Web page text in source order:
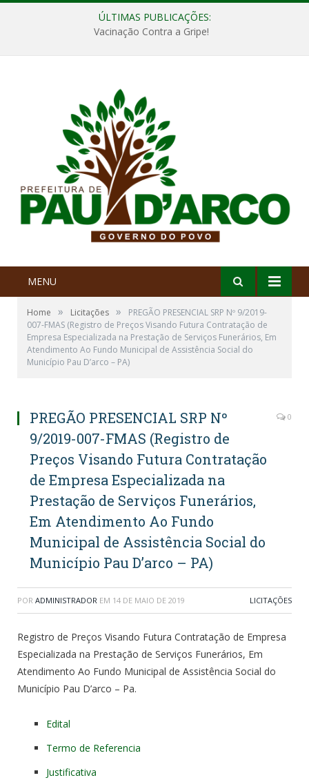
ÚLTIMAS PUBLICAÇÕES:
Vacinação Contra a Gripe!
MENU
Home » Licitações »
PREGÃO PRESENCIAL SRP Nº 9/2019-
007-FMAS (Registro de Preços Visando Futura Contratação de
Empresa Especializada na Prestação de Serviços Funerários, Em
Atendimento Ao Fundo Municipal de Assistência Social do
Município Pau D’arco – PA)
PREGÃO PRESENCIAL SRP Nº
9/2019-007-FMAS (Registro de
Preços Visando Futura Contratação
de Empresa Especializada na
Prestação de Serviços Funerários,
Em Atendimento Ao Fundo
Municipal de Assistência Social do
Município Pau D’arco – PA)
0
POR ADMINISTRADOR EM 14 DE MAIO DE 2019 LICITAÇÕES
Registro de Preços Visando Futura Contratação de Empresa
Especializada na Prestação de Serviços Funerários, Em
Atendimento Ao Fundo Municipal de Assistência Social do
Município Pau D’arco – Pa.
Edital
Termo de Referencia
Justificativa